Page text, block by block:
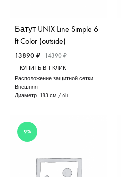
Батут UNIX Line Simple 6
ft Color (outside)
13890 ₽ 14390₽
КУПИТЬ В 1 КЛИК
Расположение защитной сетки:
Внешняя
Диаметр: 183 см / 6ft
9%